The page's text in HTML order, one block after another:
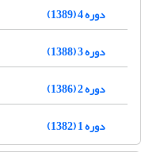
دوره 4 (1389)
دوره 3 (1388)
دوره 2 (1386)
دوره 1 (1382)